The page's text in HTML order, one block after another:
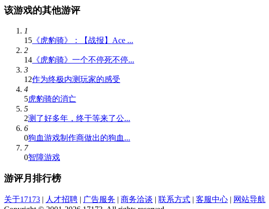
该游戏的其他游评
1
15 《虎豹骑》：【战报】Ace ...
2
14 《虎豹骑》一个不停死不停...
3
12作为终极内测玩家的感受
4
5虎豹骑的消亡
5
2测了好多年，终于等来了公...
6
0狗血游戏制作商做出的狗血...
7
0智障游戏
游评月排行榜
关于17173 | 人才招聘 | 广告服务 | 商务洽谈 | 联系方式 | 客服中心 | 网站导航